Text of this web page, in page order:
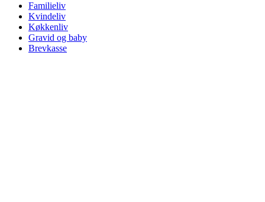
Familieliv
Kvindeliv
Køkkenliv
Gravid og baby
Brevkasse